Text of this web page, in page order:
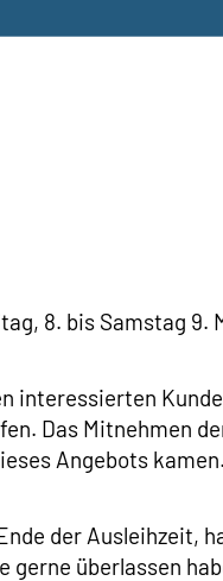
8. bis Samstag 9.
interessierten
Das Mitnehmen
Angebots kamen.
der Ausleihzeit,
gerne überlassen